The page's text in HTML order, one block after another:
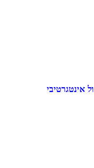
אינטגרטיבי